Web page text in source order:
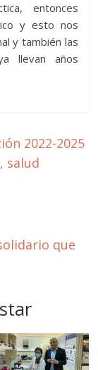
entonces
y esto nos
y también las
llevan años
2022-2025
salud
que